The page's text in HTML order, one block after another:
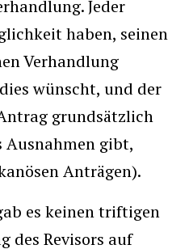
Jeder
haben, seinen
Verhandlung
wünscht, und der
grundsätzlich
Ausnahmen gibt,
Anträgen).
es keinen triftigen
des Revisors auf